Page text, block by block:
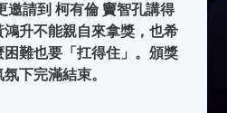
邀請到 柯有倫 竇智孔講得
升不能親自來拿獎，也希
難也要「扛得住」。頒獎
下完滿結束。